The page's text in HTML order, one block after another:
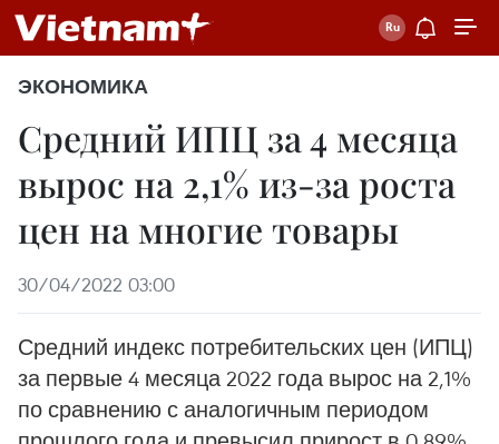
ЭКОНОМИКА
Средний ИПЦ за 4 месяца
вырос на 2,1% из-за роста
цен на многие товары
30/04/2022 03:00
Средний индекс потребительских цен (ИПЦ)
за первые 4 месяца 2022 года вырос на 2,1%
по сравнению с аналогичным периодом